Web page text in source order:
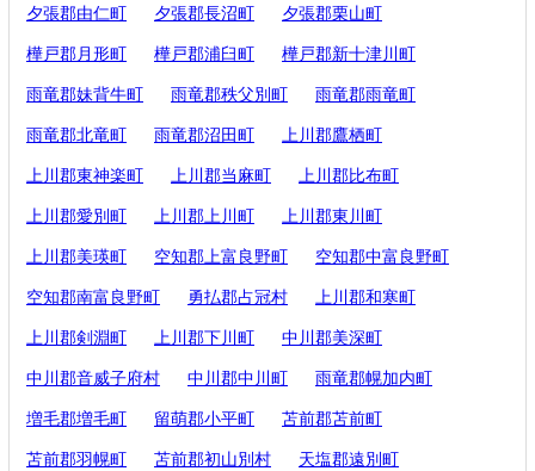
夕張郡由仁町 夕張郡長沼町 夕張郡栗山町
樺戸郡月形町 樺戸郡浦臼町 樺戸郡新十津川町
雨竜郡妹背牛町 雨竜郡秩父別町 雨竜郡雨竜町
雨竜郡北竜町 雨竜郡沼田町 上川郡鷹栖町
上川郡東神楽町 上川郡当麻町 上川郡比布町
上川郡愛別町 上川郡上川町 上川郡東川町
上川郡美瑛町 空知郡上富良野町 空知郡中富良野町
空知郡南富良野町 勇払郡占冠村 上川郡和寒町
上川郡剣淵町 上川郡下川町 中川郡美深町
中川郡音威子府村 中川郡中川町 雨竜郡幌加内町
増毛郡増毛町 留萌郡小平町 苫前郡苫前町
苫前郡羽幌町 苫前郡初山別村 天塩郡遠別町